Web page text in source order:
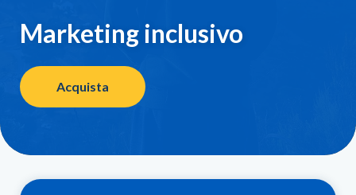
Marketing inclusivo
Acquista